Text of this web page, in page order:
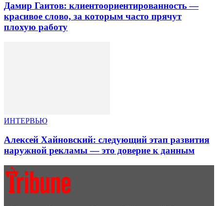
Дамир Гаитов: клиентоориентированность —
красивое слово, за которым часто прячут
плохую работу
ИНТЕРВЬЮ
Алексей Хайновский: следующий этап развития
наружной рекламы — это доверие к данным